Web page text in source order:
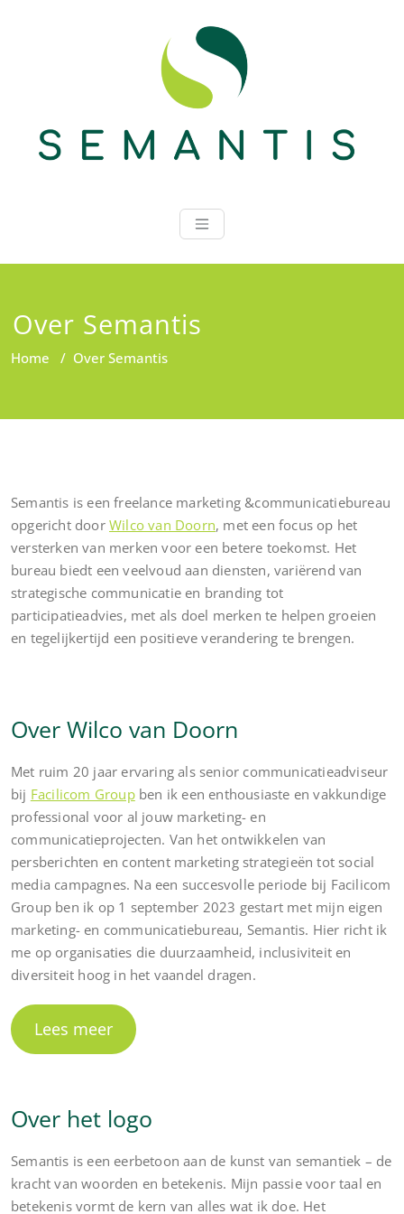
Semantis
Over Semantis
Home / Over Semantis
Semantis is een freelance marketing &communicatiebureau
opgericht door Wilco van Doorn, met een focus op het
versterken van merken voor een betere toekomst. Het
bureau biedt een veelvoud aan diensten, variërend van
strategische communicatie en branding tot
participatieadvies, met als doel merken te helpen groeien
en tegelijkertijd een positieve verandering te brengen.
Over Wilco van Doorn
Met ruim 20 jaar ervaring als senior communicatieadviseur
bij Facilicom Groupben ik een enthousiaste en vakkundige
professional voor al jouw marketing- en
communicatieprojecten. Van het ontwikkelen van
persberichten en content marketing strategieën tot social
media campagnes. Na een succesvolle periode bij Facilicom
Group ben ik op 1 september 2023 gestart met mijn eigen
marketing- en communicatiebureau, Semantis. Hier richt ik
me op organisaties die duurzaamheid, inclusiviteit en
diversiteit hoog in het vaandel dragen.
Lees meer
Over het logo
Semantis is een eerbetoon aan de kunst van semantiek – de
kracht van woorden en betekenis. Mijn passie voor taal en
betekenis vormt de kern van alles wat ik doe. Het